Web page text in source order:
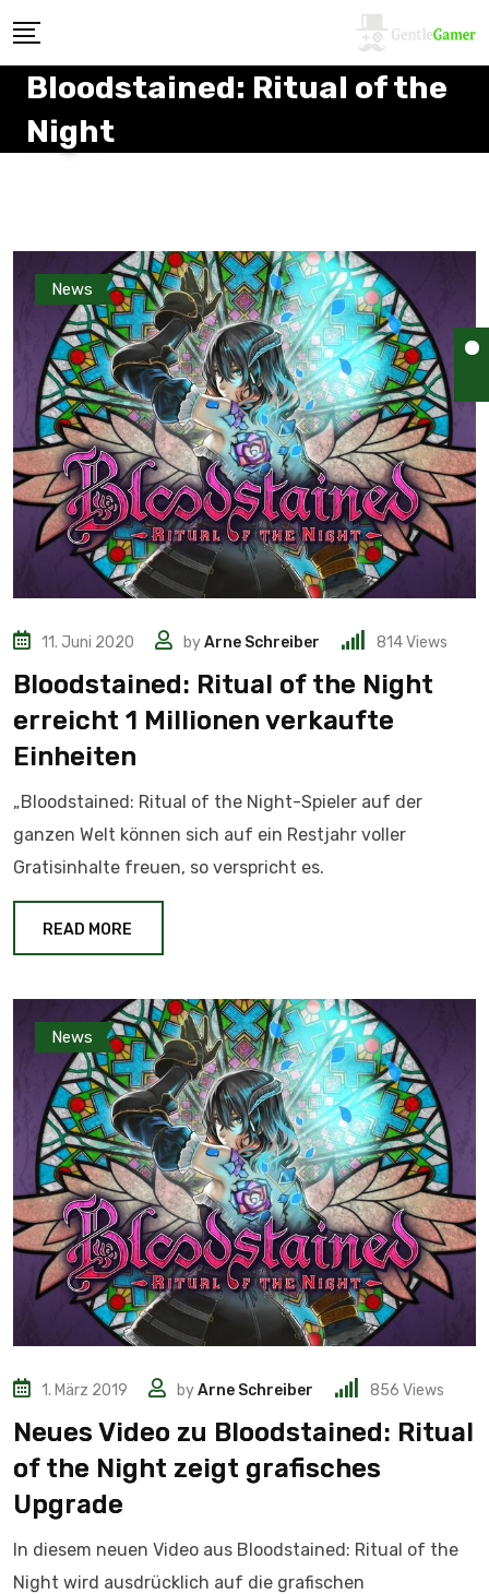
Bloodstained: Ritual of the
Night
News
11. Juni 2020 byArne Schreiber 814Views
Bloodstained: Ritual of the Night
erreicht 1 Millionen verkaufte
Einheiten
„Bloodstained: Ritual of the Night-Spieler auf der
ganzen Welt können sich auf ein Restjahr voller
Gratisinhalte freuen, so verspricht es.
READ MORE
News
1. März 2019 byArne Schreiber 856 Views
Neues Video zu Bloodstained: Ritual
of the Night zeigt grafisches
Upgrade
In diesem neuen Video aus Bloodstained: Ritual of the
Night wird ausdrücklich auf die grafischen